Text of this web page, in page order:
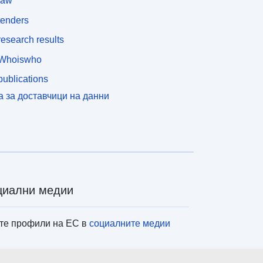
results
за доставчици на данни
медии
профили на ЕС всоциалните медии